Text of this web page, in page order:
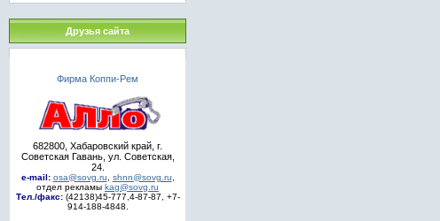
Друзья сайта
Фирма Коппи-Рем
682800, Хабаровский край, г.
Советская Гавань, ул. Советская,
24.
e-mail: osa@sovg.ru shnn@sovg.ru
отдел рекламы kag@sovg.ru
Тел./факс:(42138)45-777,4-87-87, +7-
914-188-4848.